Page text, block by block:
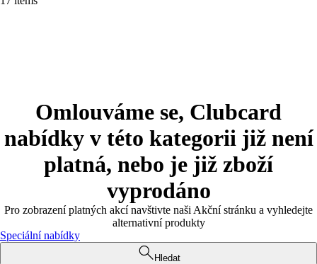
Omlouváme se, Clubcard
nabídky v této kategorii již není
platná, nebo je již zboží
vyprodáno
Pro zobrazení platných akcí navštivte naši Akční stránku a vyhledejte
alternativní produkty
Speciální nabídky
Hledat